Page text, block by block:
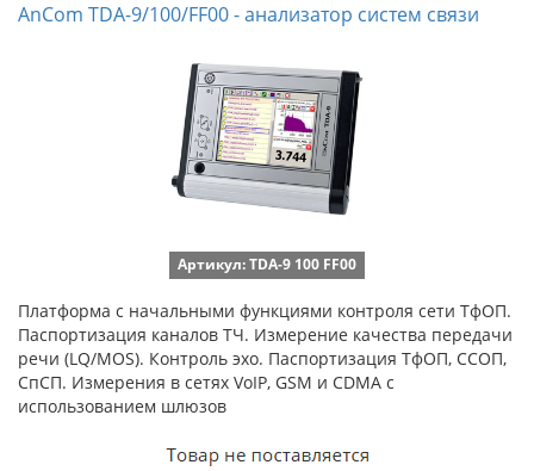
AnCom TDA-9/100/FF00 - анализатор систем связи
Артикул: TDA-9 100 FF00
Платформа с начальными функциями контроля сети ТфОП.
Паспортизация каналов ТЧ. Измерение качества передачи
речи (LQ/MOS). Контроль эхо. Паспортизация ТфОП, ССОП,
СпСП. Измерения в сетях VoIP, GSM и CDMA с
использованием шлюзов